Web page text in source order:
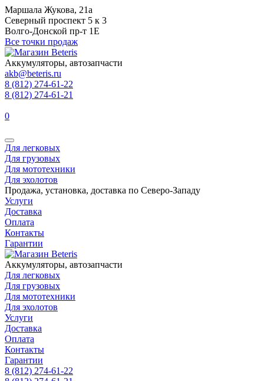
Маршала Жукова, 21а
Северный проспект 5 к 3
Волго-Донской пр-т 1Е
Все точки продаж
Аккумуляторы, автозапчасти
akb@beteris.ru
8 (812) 274-61-22
8 (812) 274-61-21
0
Для легковых
Для грузовых
Для мототехники
Для эхолотов
Продажа, установка, доставка по Северо-Западу
Услуги
Доставка
Оплата
Контакты
Гарантии
Аккумуляторы, автозапчасти
Для легковых
Для грузовых
Для мототехники
Для эхолотов
Услуги
Доставка
Оплата
Контакты
Гарантии
8 (812) 274-61-22